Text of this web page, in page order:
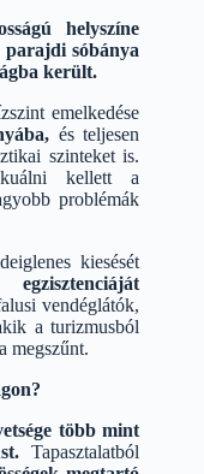
helyszíne
parajdi sóbánya
került.
emelkedése
és teljesen
szinteket is.
kellett a
problémák
kiesését
vendéglátók,
a turizmusból
megszűnt.
több mint
Tapasztalatból